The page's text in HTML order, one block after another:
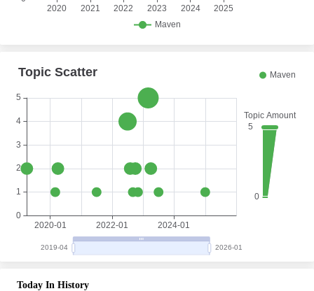
Today In History